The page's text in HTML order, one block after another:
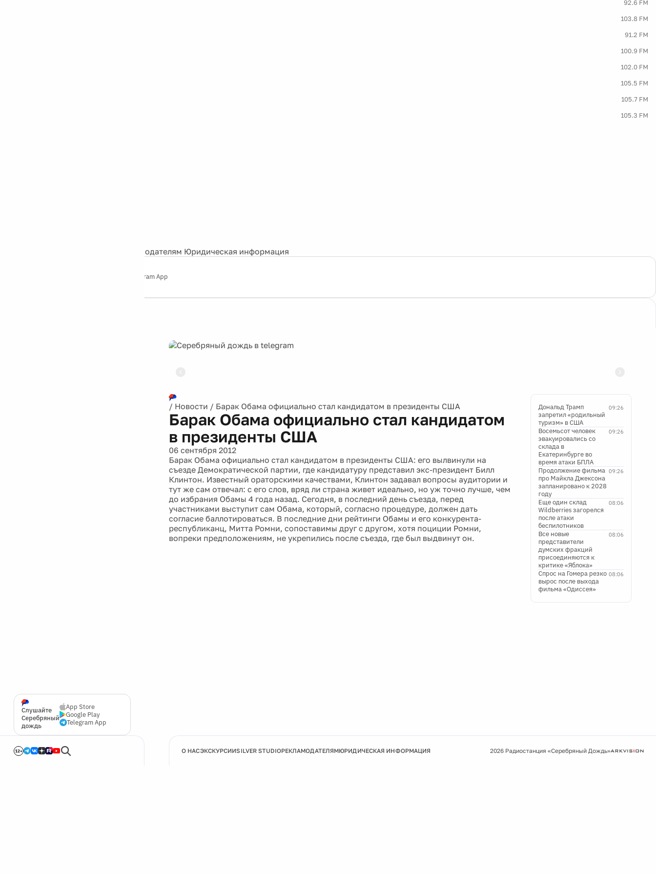
92.6 FM
103.8 FM
91.2 FM
100.9 FM
102.0 FM
105.5 FM
105.7 FM
105.3 FM
Рекламодателям Юридическая информация
Telegram App
Слушайте
Серебряный
дождь
App Store
Google Play
Telegram App
12+
/ Новости / Барак Обама официально стал кандидатом в президенты США
Барак Обама официально стал кандидатом
в президенты США
06 сентября 2012
Барак Обама официально стал кандидатом в президенты США: его вылвинули на
съезде Демократической партии, где кандидатуру представил экс-президент Билл
Клинтон. Известный ораторскими качествами, Клинтон задавал вопросы аудитории и
тут же сам отвечал: с его слов, вряд ли страна живет идеально, но уж точно лучше, чем
до избрания Обамы 4 года назад. Сегодня, в последний день съезда, перед
участниками выступит сам Обама, который, согласно процедуре, должен дать
согласие баллотироваться. В последние дни рейтинги Обамы и его конкурента-
республиканц, Митта Ромни, сопоставимы друг с другом, хотя поциции Ромни,
вопреки предположениям, не укрепились после съезда, где был выдвинут он.
09:26
Дональд Трамп
запретил «родильный
туризм» в США
09:26
Восемьсот человек
эвакуировались со
склада в
Екатеринбурге во
время атаки БПЛА
09:26
Продолжение фильма
про Майкла Джексона
запланировано к 2028
году
08:06
Еще один склад
Wildberries загорелся
после атаки
беспилотников
08:06
Все новые
представители
думских фракций
присоединяются к
критике «Яблока»
08:06
Спрос на Гомера резко
вырос после выхода
фильма «Одиссея»
О НАСЭКСКУРСИИSILVER STUDIOРЕКЛАМОДАТЕЛЯМЮРИДИЧЕСКАЯ ИНФОРМАЦИЯ 2026 Радиостанция «Серебряный Дождь»